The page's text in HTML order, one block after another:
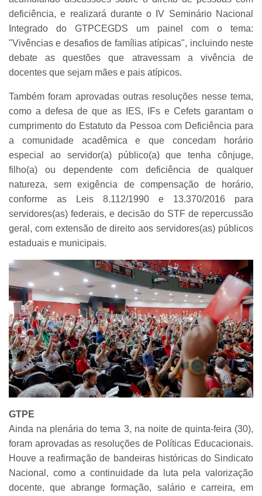
deficiência, e realizará durante o IV Seminário Nacional
Integrado do GTPCEGDS um painel com o tema:
"Vivências e desafios de famílias atípicas", incluindo neste
debate as questões que atravessam a vivência de
docentes que sejam mães e pais atípicos.
Também foram aprovadas outras resoluções nesse tema,
como a defesa de que as IES, IFs e Cefets garantam o
cumprimento do Estatuto da Pessoa com Deficiência para
a comunidade acadêmica e que concedam horário
especial ao servidor(a) público(a) que tenha cônjuge,
filho(a) ou dependente com deficiência de qualquer
natureza, sem exigência de compensação de horário,
conforme as Leis 8.112/1990 e 13.370/2016 para
servidores(as) federais, e decisão do STF de repercussão
geral, com extensão de direito aos servidores(as) públicos
estaduais e municipais.
GTPE
Ainda na plenária do tema 3, na noite de quinta-feira (30),
foram aprovadas as resoluções de Políticas Educacionais.
Houve a reafirmação de bandeiras históricas do Sindicato
Nacional, como a continuidade da luta pela valorização
docente, que abrange formação, salário e carreira, em